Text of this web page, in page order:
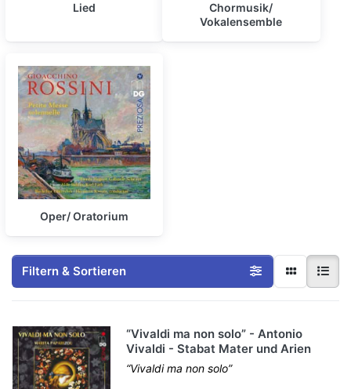
Lied
Chormusik/
Vokalensemble
Oper/ Oratorium
Filtern & Sortieren
“Vivaldi ma non solo” - Antonio
Vivaldi - Stabat Mater und Arien
“Vivaldi ma non solo”